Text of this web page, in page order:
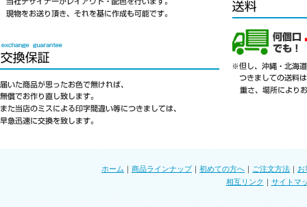
ホーム ｜ 商品ラインナップ｜ 初めての方へ ｜ ご注文方法 ｜ お
相互リンク ｜ サイトマ